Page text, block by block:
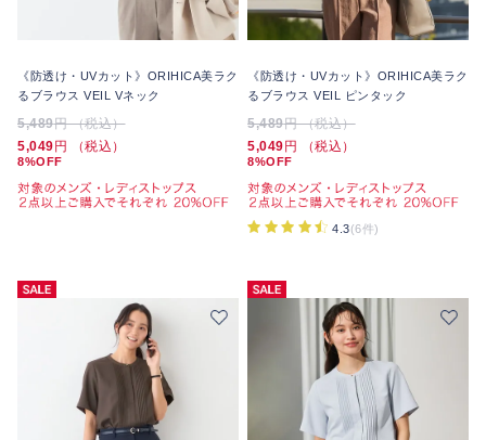
《防透け・UVカット》ORIHICA美ラク
るブラウス VEIL Vネック
5,489円 （税込）
5,049 円 （税込）
8%OFF
《防透け・UVカット》ORIHICA美ラク
るブラウス VEIL ピンタック
5,489円 （税込）
5,049 円 （税込）
8%OFF
4.3(6件)